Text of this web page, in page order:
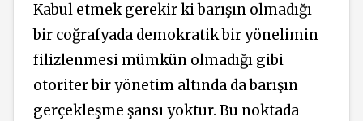
Kabul etmek gerekir ki barışın olmadığı
bir coğrafyada demokratik bir yönelimin
filizlenmesi mümkün olmadığı gibi
otoriter bir yönetim altında da barışın
gerçekleşme şansı yoktur. Bu noktada